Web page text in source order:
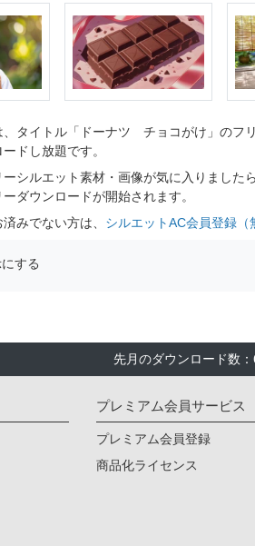
、タイトル「ドーナツ チョコがけ」のフ
ドし放題です。
シルエット素材・画像が気に入りました
ダウンロードが開始されます。
みでない方は、 シルエットAC会員登録（
する
先月のダウンロード数
プレミアム会員サービス
プレミアム会員登録
商品化ライセンス